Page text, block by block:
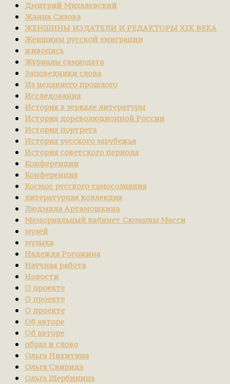
Дмитрий Михалевский
Жанна Сизова
ЖЕНЩИНЫ ИЗДАТЕЛИ И РЕДАКТОРЫ XIX ВЕКА
Женщины русской эмиграции
живопись
Журналы самиздата
Заповедники слова
Из недавнего прошлого
Исследования
История в зеркале литературы
История дореволюционной России
История портрета
История русского зарубежья
История советского периода
Конференции
Конференция
Космос русского самосознания
литературная коллекция
Людмила Артамошкина
Мемориальный кабинет Сюзанны Масси
музей
музыка
Надежда Рогожина
Научная работа
Новости
О проекте
О проекте
О проекте
Об авторе
Об авторе
образ и слово
Ольга Никитина
Ольга Свирида
Ольга Щербинина